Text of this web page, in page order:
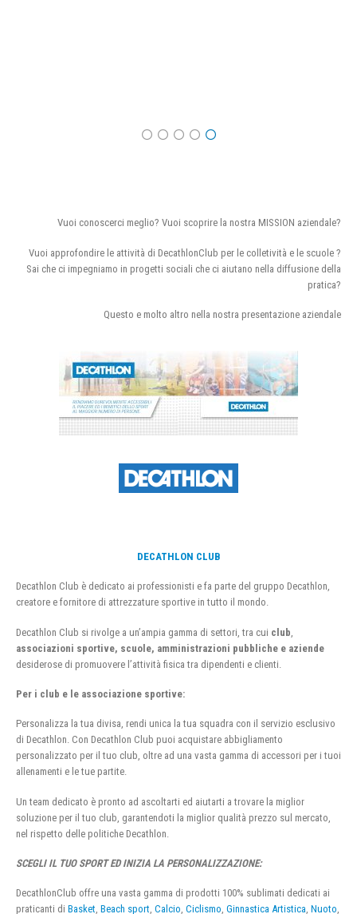
Vuoi conoscerci meglio? Vuoi scoprire la nostra MISSION aziendale?
Vuoi approfondire le attività di DecathlonClub per le colletività e le scuole ?
Sai che ci impegniamo in progetti sociali che ci aiutano nella diffusione della
pratica?
Questo e molto altro nella nostra presentazione aziendale
DECATHLON CLUB
Decathlon Club è dedicato ai professionisti e fa parte del gruppo Decathlon,
creatore e fornitore di attrezzature sportive in tutto il mondo.
Decathlon Club si rivolge a un’ampia gamma di settori, tra cui club
associazioni sportive, scuole, amministrazioni pubbliche e aziende
desiderose di promuovere l’attività fisica tra dipendenti e clienti.
Per i club e le associazione sportive:
Personalizza la tua divisa, rendi unica la tua squadra con il servizio esclusivo
di Decathlon. Con Decathlon Club puoi acquistare abbigliamento
personalizzato per il tuo club, oltre ad una vasta gamma di accessori per i tuoi
allenamenti e le tue partite.
Un team dedicato è pronto ad ascoltarti ed aiutarti a trovare la miglior
soluzione per il tuo club, garantendoti la miglior qualità prezzo sul mercato,
nel rispetto delle politiche Decathlon.
SCEGLI IL TUO SPORT ED INIZIA LA PERSONALIZZAZIONE:
DecathlonClub offre una vasta gamma di prodotti 100% sublimati dedicati ai
praticanti di Basket, Beach sport, Calcio, Ciclismo, Ginnastica Artistica, Nuoto,